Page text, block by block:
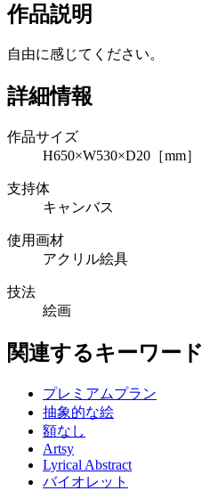
作品説明
自由に感じてください。
詳細情報
作品サイズ
H650×W530×D20［mm］
支持体
キャンバス
使用画材
アクリル絵具
技法
絵画
関連するキーワード
プレミアムプラン
抽象的な絵
額なし
Artsy
Lyrical Abstract
バイオレット